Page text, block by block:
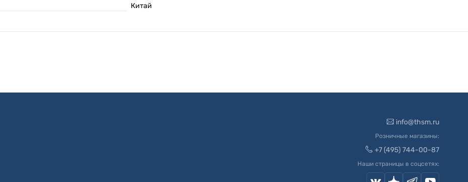
Китай
info@thsm.ru
Розничные магазины:
+7 (495) 744-00-87
Наши страницы в соцсетях: